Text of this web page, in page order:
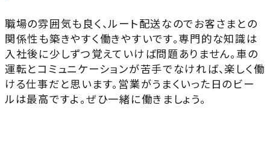
職場の雰囲気も良く、ルート配送なのでお客さまとの
関係性も築きやすく働きやすいです。専門的な知識は
入社後に少しずつ覚えていけば問題ありません。車の
運転とコミュニケーションが苦手でなければ、楽しく働
ける仕事だと思います。営業がうまくいった日のビー
ルは最高ですよ。ぜひ一緒に働きましょう。